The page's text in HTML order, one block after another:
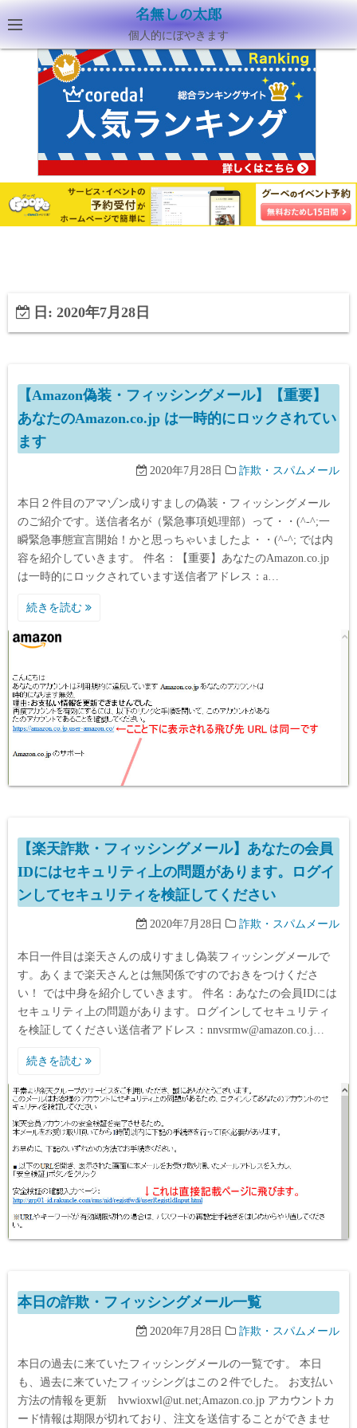
名無しの太郎
個人的にぼやきます
日: 2020年7月28日
【Amazon偽装・フィッシングメール】【重要】
あなたのAmazon.co.jp は一時的にロックされてい
ます
2020年7月28日 詐欺・スパムメール
本日２件目のアマゾン成りすましの偽装・フィッシングメール
のご紹介です。送信者名が（緊急事項処理部）って・・(^-^;一
瞬緊急事態宣言開始！かと思っちゃいましたよ・・(^-^; では内
容を紹介していきます。 件名：【重要】あなたのAmazon.co.jp
は一時的にロックされています送信者アドレス：a…
続きを読む
【楽天詐欺・フィッシングメール】あなたの会員
IDにはセキュリティ上の問題があります。ログイ
ンしてセキュリティを検証してください
2020年7月28日 詐欺・スパムメール
本日一件目は楽天さんの成りすまし偽装フィッシングメールで
す。あくまで楽天さんとは無関係ですのでおきをつけくださ
い！ では中身を紹介していきます。 件名：あなたの会員IDには
セキュリティ上の問題があります。ログインしてセキュリティ
を検証してください送信者アドレス：nnvsrmw@amazon.co.j…
続きを読む
本日の詐欺・フィッシングメール一覧
2020年7月28日 詐欺・スパムメール
本日の過去に来ていたフィッシングメールの一覧です。 本日
も、過去に来ていたフィッシングはこの２件でした。 お支払い
方法の情報を更新 hvwioxwl@ut.net;Amazon.co.jp アカウントカ
ード情報は期限が切れており、注文を送信することができませ